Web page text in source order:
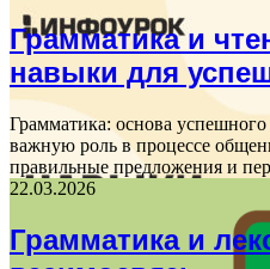
Грамматика и
навыки для
Грамматика: основа
важную роль в процессе
правильные предложения и
22.03.2026
Грамматика и